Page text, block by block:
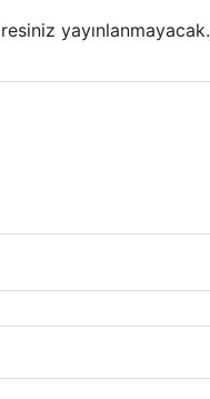
yayınlanmayacak.